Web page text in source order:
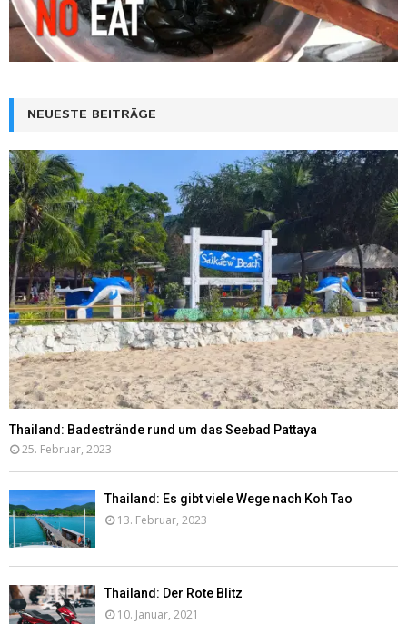
NEUESTE BEITRÄGE
Thailand: Badestrände rund um das Seebad Pattaya
25. Februar, 2023
Thailand: Es gibt viele Wege nach Koh Tao
13. Februar, 2023
Thailand: Der Rote Blitz
10. Januar, 2021